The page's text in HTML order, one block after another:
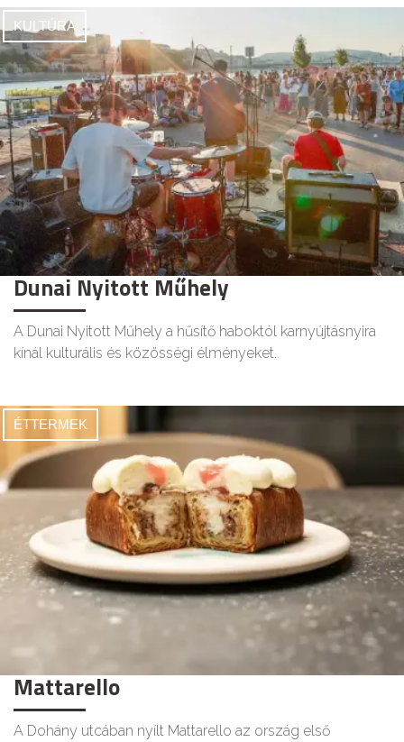
KULTÚRA
Dunai Nyitott Műhely
A Dunai Nyitott Műhely a hűsítő haboktól karnyújtásnyira
kínál kulturális és közösségi élményeket.
ÉTTERMEK
Mattarello
A Dohány utcában nyílt Mattarello az ország első